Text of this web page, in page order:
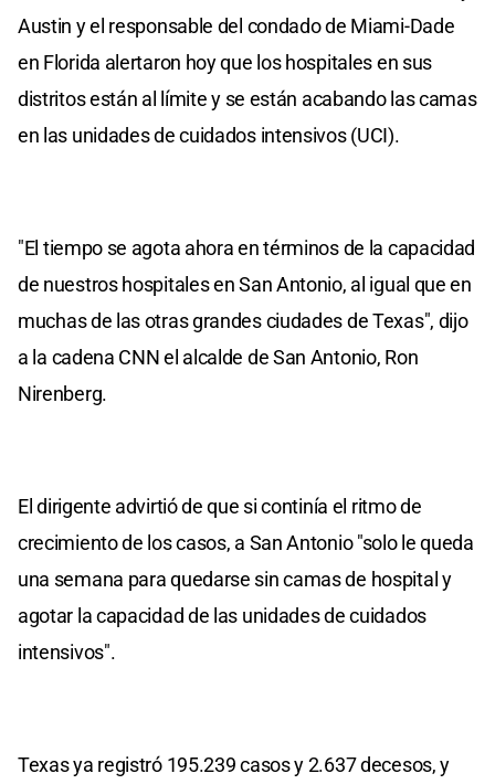
Austin y el responsable del condado de Miami-Dade
en Florida alertaron hoy que los hospitales en sus
distritos están al límite y se están acabando las camas
en las unidades de cuidados intensivos (UCI).
"El tiempo se agota ahora en términos de la capacidad
de nuestros hospitales en San Antonio, al igual que en
muchas de las otras grandes ciudades de Texas", dijo
a la cadena CNN el alcalde de San Antonio, Ron
Nirenberg.
El dirigente advirtió de que si continía el ritmo de
crecimiento de los casos, a San Antonio "solo le queda
una semana para quedarse sin camas de hospital y
agotar la capacidad de las unidades de cuidados
intensivos".
Texas ya registró 195.239 casos y 2.637 decesos, y